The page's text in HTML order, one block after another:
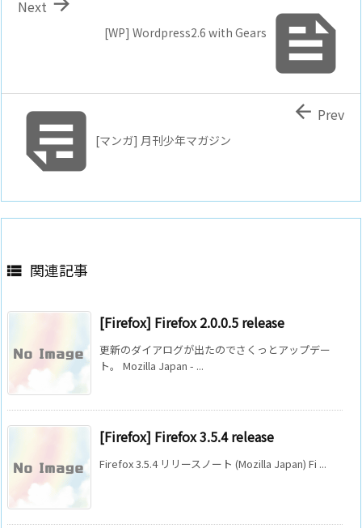

[WP] Wordpress2.6 with Gears
Next
[マンガ] 月刊少年マガジン
 Prev
 関連記事
[Firefox] Firefox 2.0.0.5 release
更新のダイアログが出たのでさくっとアップデー
ト。 Mozilla Japan - ...
[Firefox] Firefox 3.5.4 release
Firefox 3.5.4 リリースノート (Mozilla Japan) Fi ...